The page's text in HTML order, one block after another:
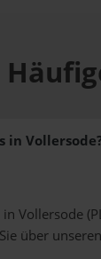
in
Vollersode
über unseren